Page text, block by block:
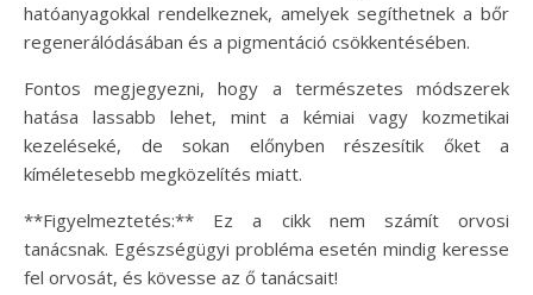
hatóanyagokkal rendelkeznek, amelyek segíthetnek a bőr
regenerálódásában és a pigmentáció csökkentésében.
Fontos megjegyezni, hogy a természetes módszerek
hatása lassabb lehet, mint a kémiai vagy kozmetikai
kezeléseké, de sokan előnyben részesítik őket a
kíméletesebb megközelítés miatt.
**Figyelmeztetés:** Ez a cikk nem számít orvosi
tanácsnak. Egészségügyi probléma esetén mindig keresse
fel orvosát, és kövesse az ő tanácsait!